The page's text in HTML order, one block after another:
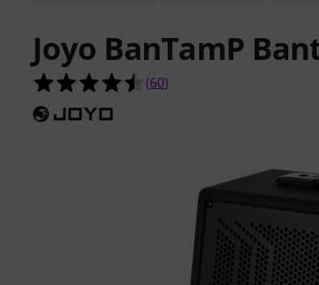
Joyo BanTamP
4.5 av 5 stjärnor från 60
(60)